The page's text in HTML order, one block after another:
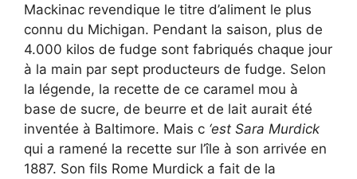
Mackinac revendique le titre d’aliment le plus
connu du Michigan. Pendant la saison, plus de
4.000 kilos de fudge sont fabriqués chaque jour
à la main par sept producteurs de fudge. Selon
la légende, la recette de ce caramel mou à
base de sucre, de beurre et de lait aurait été
inventée à Baltimore. Mais c ‘est Sara Murdick
qui a ramené la recette sur l’île à son arrivée en
1887. Son fils Rome Murdick a fait de la